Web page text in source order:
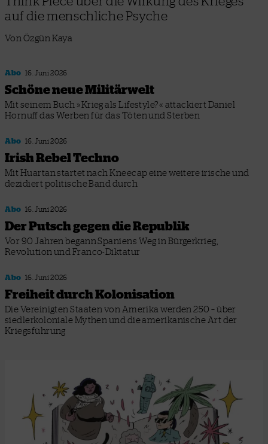
auf die menschliche Psyche
Von Özgün Kaya
Abo 16. Juni 2026
Schöne neue Militärwelt
Mit seinem Buch »Krieg als Lifestyle?« attackiert Daniel
Hornuff das Werben für das Töten und Sterben
Abo 16. Juni 2026
Irish Rebel Techno
Mit Huartan startet nach Kneecap eine weitere irische und
dezidiert politische Band durch
Abo 16. Juni 2026
Der Putsch gegen die Republik
Vor 90 Jahren begann Spaniens Weg in Bürgerkrieg,
Revolution und Franco-Diktatur
Abo 16. Juni 2026
Freiheit durch Kolonisation
Die Vereinigten Staaten von Amerika werden 250 – über
siedlerkoloniale Mythen und die amerikanische Art der
Kriegsführung